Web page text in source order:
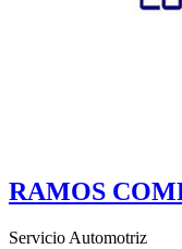
RAMOS
Servicio Automotriz